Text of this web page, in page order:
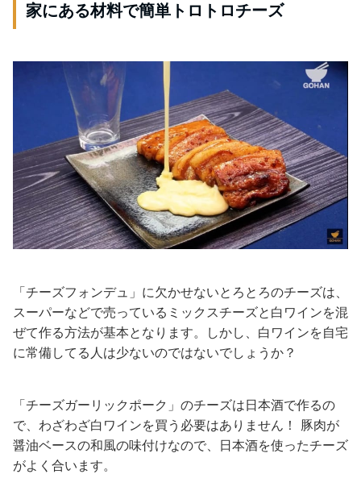
家にある材料で簡単トロトロチーズ
「チーズフォンデュ」に欠かせないとろとろのチーズは、
スーパーなどで売っているミックスチーズと白ワインを混
ぜて作る方法が基本となります。しかし、白ワインを自宅
に常備してる人は少ないのではないでしょうか？
「チーズガーリックポーク」のチーズは日本酒で作るの
で、わざわざ白ワインを買う必要はありません！ 豚肉が
醤油ベースの和風の味付けなので、日本酒を使ったチーズ
がよく合います。